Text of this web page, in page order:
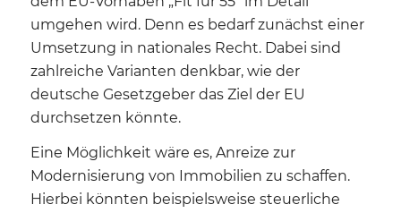
umgehen wird. Denn es bedarf zunächst einer
Umsetzung in nationales Recht. Dabei sind
zahlreiche Varianten denkbar, wie der
deutsche Gesetzgeber das Ziel der EU
durchsetzen könnte.
Eine Möglichkeit wäre es, Anreize zur
Modernisierung von Immobilien zu schaffen.
Hierbei könnten beispielsweise steuerliche